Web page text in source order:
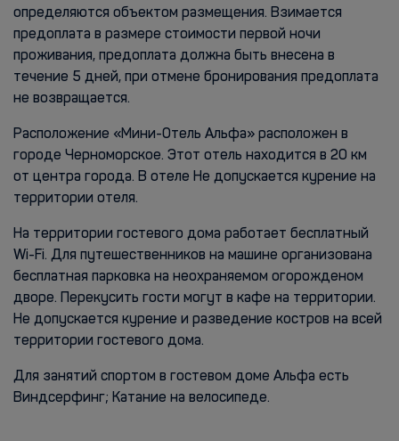
определяются объектом размещения. Взимается
предоплата в размере стоимости первой ночи
проживания, предоплата должна быть внесена в
течение 5 дней, при отмене бронирования предоплата
не возвращается.
Расположение «Мини-Отель Альфа» расположен в
городе Черноморское. Этот отель находится в 20 км
от центра города. В отеле Не допускается курение на
территории отеля.
На территории гостевого дома работает бесплатный
Wi-Fi. Для путешественников на машине организована
бесплатная парковка на неохраняемом огорожденом
дворе. Перекусить гости могут в кафе на территории.
Не допускается курение и разведение костров на всей
территории гостевого дома.
Для занятий спортом в гостевом доме Альфа есть
Виндсерфинг; Катание на велосипеде.